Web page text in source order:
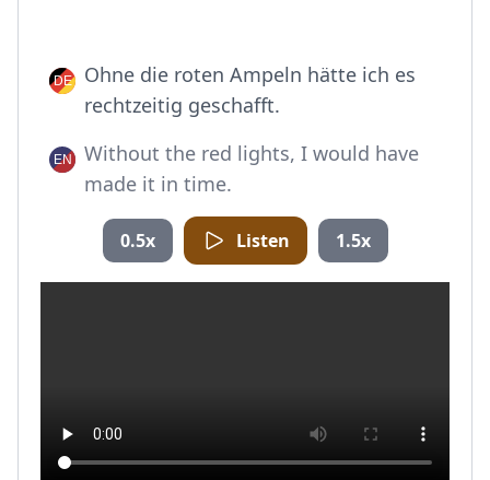
Ohne die roten Ampeln hätte ich es
rechtzeitig geschafft.
Without the red lights, I would have
made it in time.
0.5x Listen 1.5x